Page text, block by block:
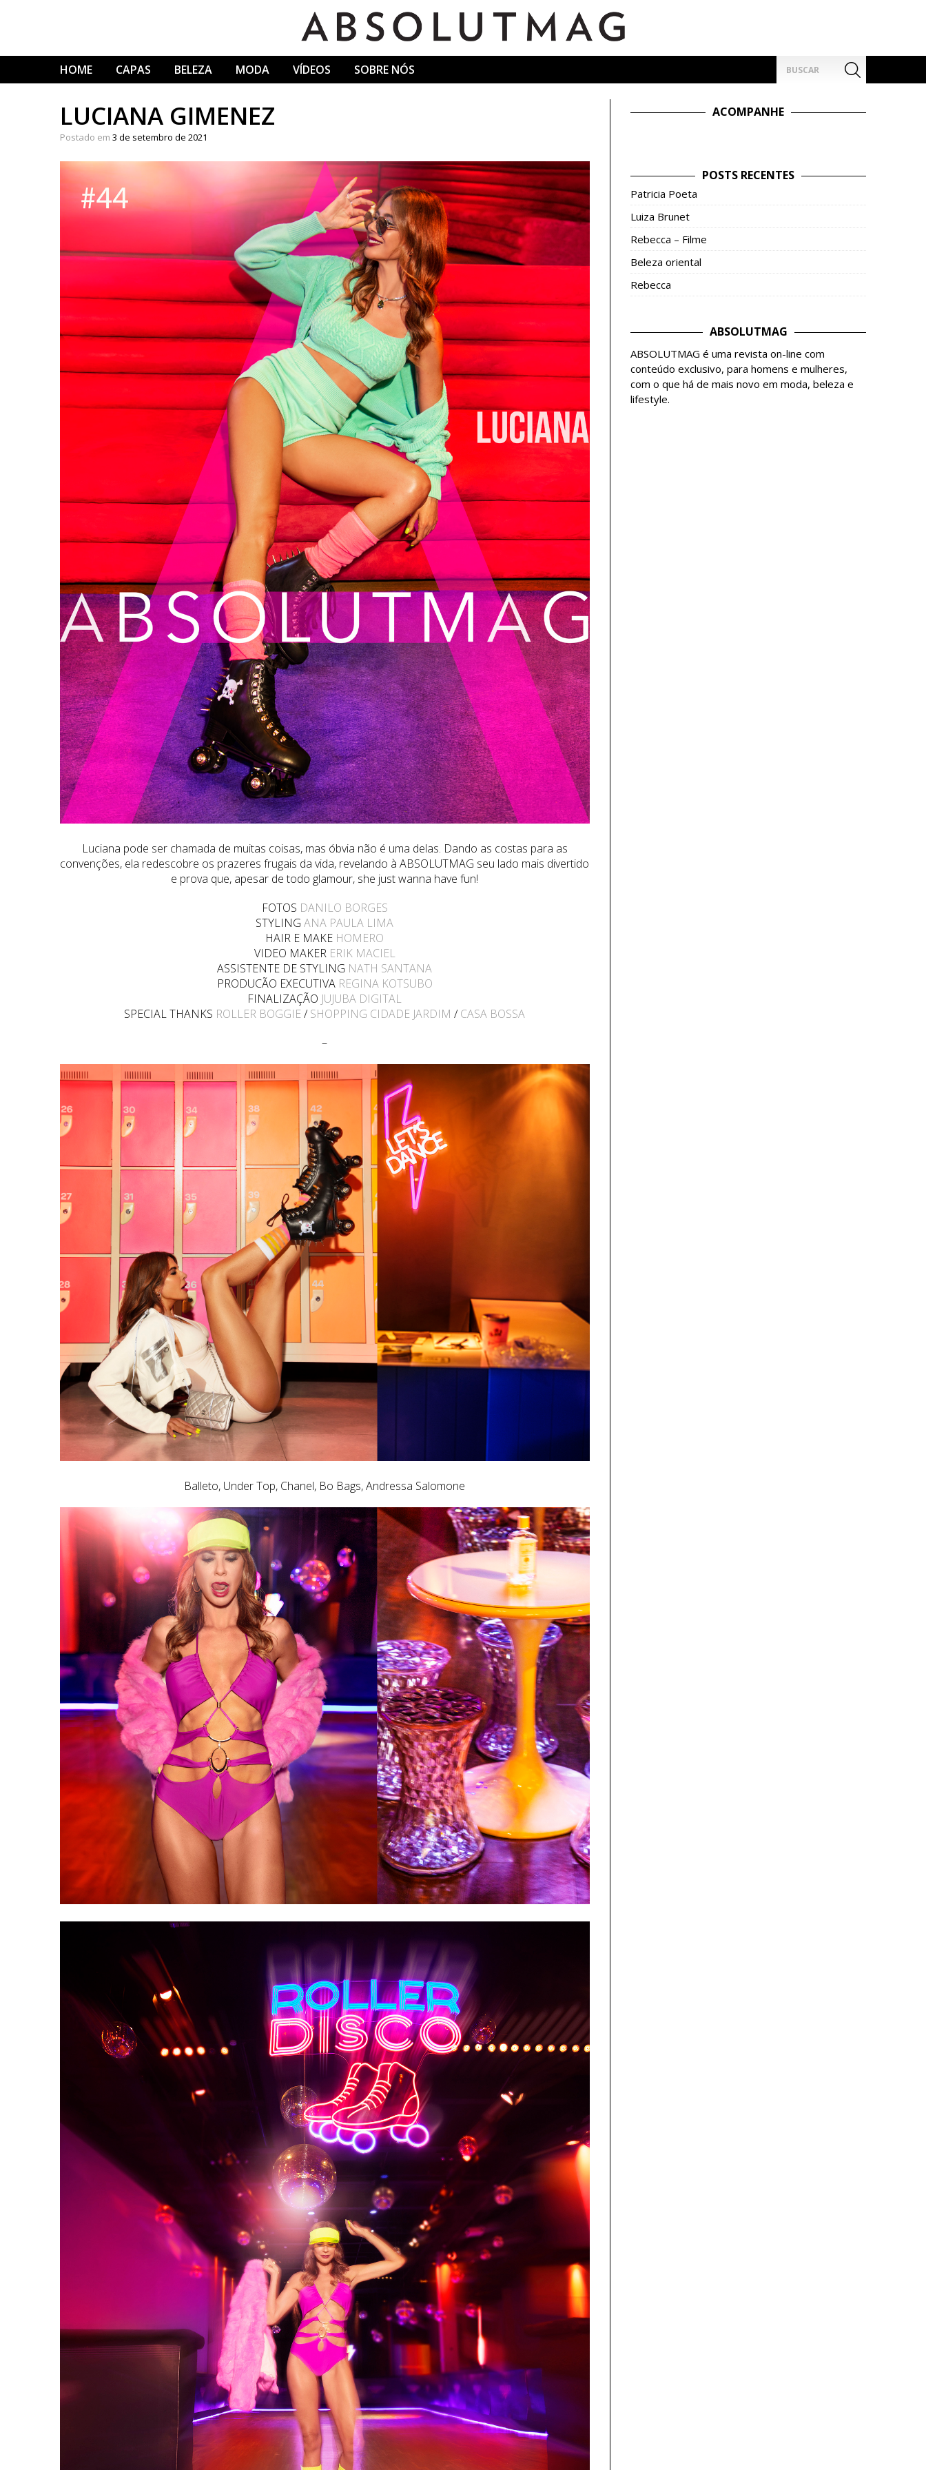
HOME CAPAS BELEZA MODA VÍDEOS SOBRE NÓS
por:
LUCIANA GIMENEZ
Postado em 3 de setembro de 2021
Luciana pode ser chamada de muitas coisas, mas óbvia não é uma delas. Dando as costas para as
convenções, ela redescobre os prazeres frugais da vida, revelando à ABSOLUTMAG seu lado mais divertido
e prova que, apesar de todo glamour, she just wanna have fun!
FOTOS DANILO BORGES
STYLINGANA PAULA LIMA
HAIR E MAKE HOMERO
VIDEO MAKER ERIK MACIEL
ASSISTENTE DE STYLING NATH SANTANA
PRODUCÃO EXECUTIVA REGINA KOTSUBO
FINALIZAÇÃO JUJUBA DIGITAL
SPECIAL THANKS ROLLER BOGGIE/SHOPPING CIDADE JARDIM /CASA BOSSA
–
Balleto, Under Top, Chanel, Bo Bags, Andressa Salomone
ACOMPANHE
POSTS RECENTES
Patricia Poeta
Luiza Brunet
Rebecca – Filme
Beleza oriental
Rebecca
ABSOLUTMAG
ABSOLUTMAG é uma revista on-line com
conteúdo exclusivo, para homens e mulheres,
com o que há de mais novo em moda, beleza e
lifestyle.